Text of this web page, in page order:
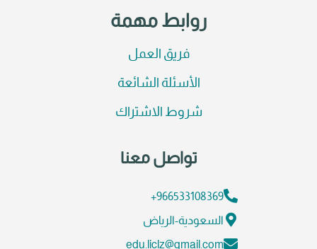
روابط مهمة
فريق العمل
الأسئلة الشائعة
شروط الاشتراك
تواصل معنا
966533108369+
السعودية-الرياض
edu.liclz@gmail.com